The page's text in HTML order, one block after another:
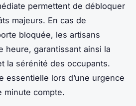
permettent de débloquer
majeurs. En cas de
bloquée, les artisans
heure, garantissant ainsi la
la sérénité des occupants.
essentielle lors d’une urgence
minute compte.